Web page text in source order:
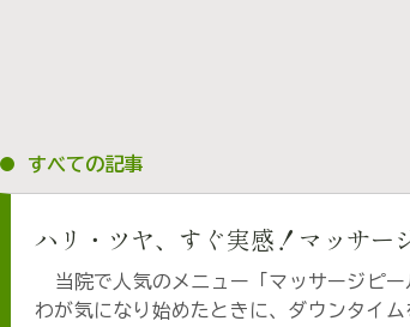
すべての記事
ハリ・ツヤ、すぐ実感！マッサー
当院で人気のメニュー「マッサージピー
わが気になり始めたときに、ダウンタイ